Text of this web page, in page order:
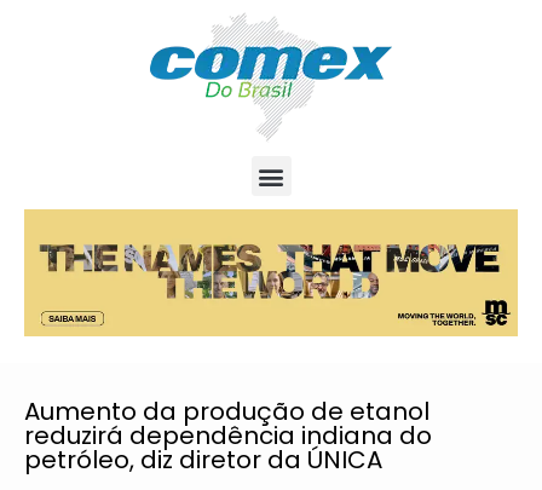
Aumento da produção de etanol
reduzirá dependência indiana do
petróleo, diz diretor da ÚNICA